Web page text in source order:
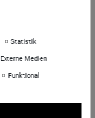
Statistik
Externe Medien
Funktional